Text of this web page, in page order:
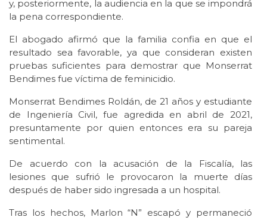
y, posteriormente, la audiencia en la que se impondrá
la pena correspondiente.
El abogado afirmó que la familia confia en que el
resultado sea favorable, ya que consideran existen
pruebas suficientes para demostrar que Monserrat
Bendimes fue víctima de feminicidio.
Monserrat Bendimes Roldán, de 21 años y estudiante
de Ingeniería Civil, fue agredida en abril de 2021,
presuntamente por quien entonces era su pareja
sentimental.
De acuerdo con la acusación de la Fiscalía, las
lesiones que sufrió le provocaron la muerte días
después de haber sido ingresada a un hospital.
Tras los hechos, Marlon “N” escapó y permaneció